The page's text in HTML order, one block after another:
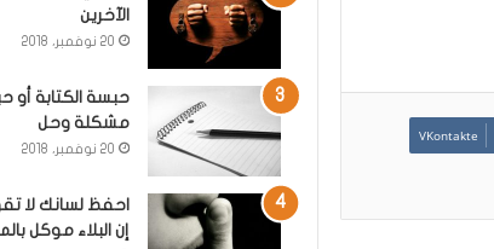
الآخرين
20 نوفمبر، 2018
حبسة الكتابة أو
مشكلة وحل
20 نوفمبر، 2018
احفظ لسانك لا
إن البلاء موكل